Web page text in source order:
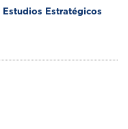
Estudios Estratégicos